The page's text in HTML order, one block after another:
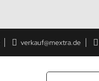
verkauf@mextra.de